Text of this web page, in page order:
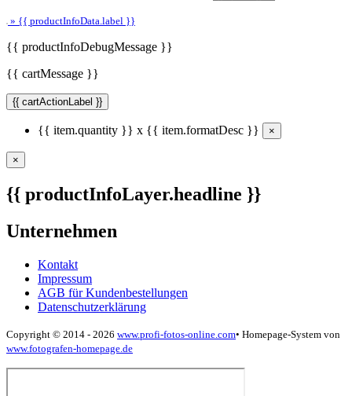
» {{ productInfoData.label }}
{{ productInfoDebugMessage }}
{{ cartMessage }}
{{ cartActionLabel }}
{{ item.quantity }} x {{ item.formatDesc }} ×
×
{{ productInfoLayer.headline }}
Unternehmen
Kontakt
Impressum
AGB für Kundenbestellungen
Datenschutzerklärung
Copyright © 2014 - 2026 www.profi-fotos-online.com• Homepage-System von
www.fotografen-homepage.de